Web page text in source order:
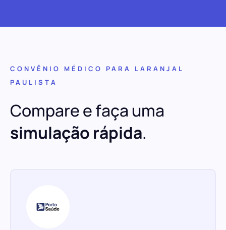
CONVÊNIO MÉDICO PARA LARANJAL
PAULISTA
Compare e faça uma
simulação rápida.